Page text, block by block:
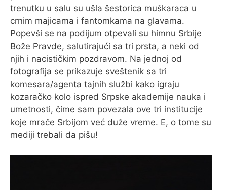
trenutku u salu su ušla šestorica muškaraca u
crnim majicama i fantomkama na glavama.
Popevši se na podijum otpevali su himnu Srbije
Bože Pravde, salutirajući sa tri prsta, a neki od
njih i nacističkim pozdravom. Na jednoj od
fotografija se prikazuje sveštenik sa tri
komesara/agenta tajnih službi kako igraju
kozaračko kolo ispred Srpske akademije nauka i
umetnosti, čime sam povezala ove tri institucije
koje mrače Srbijom već duže vreme. E, o tome su
mediji trebali da pišu!